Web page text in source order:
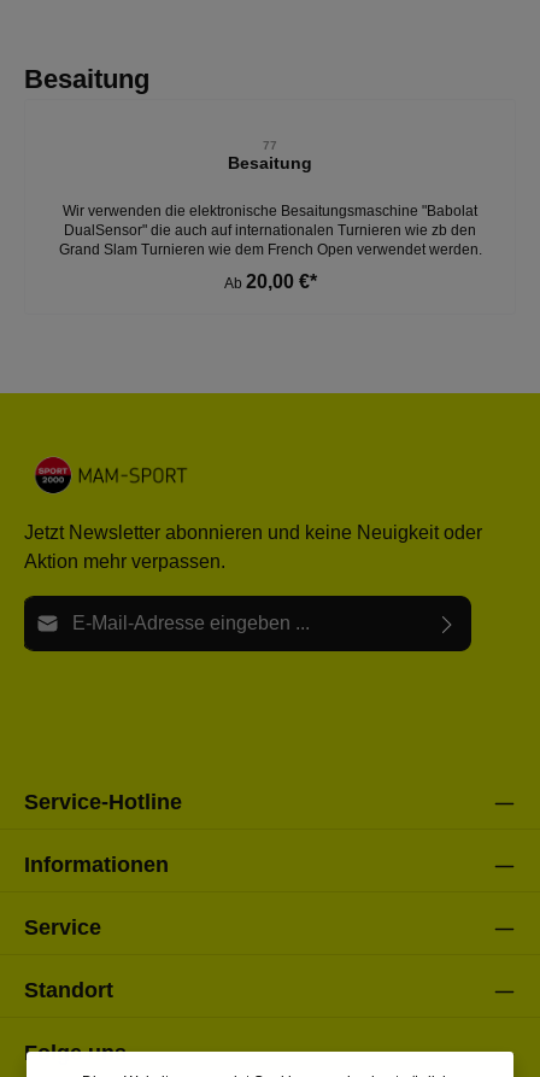
Produktgalerie überspringen
Besaitung
77
Besaitung
Wir verwenden die elektronische Besaitungsmaschine "Babolat
DualSensor" die auch auf internationalen Turnieren wie zb den
Grand Slam Turnieren wie dem French Open verwendet werden.
Ab 20,00 €*
Jetzt Newsletter abonnieren und keine Neuigkeit oder
Aktion mehr verpassen.
E-Mail-Adresse*
Service-Hotline
Informationen
Service
Standort
Folge uns